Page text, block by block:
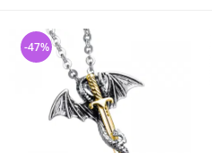
-47%